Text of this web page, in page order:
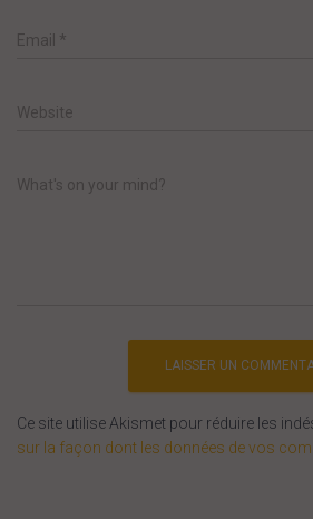
Email *
Website
What's on your mind?
Ce site utilise Akismet pour réduire les
sur la façon dont les données de vos